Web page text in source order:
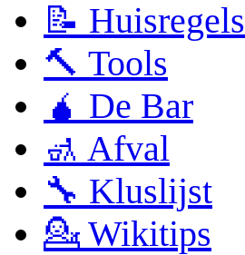
📝 Huisregels
🔨 Tools
🧉 De Bar
🚮 Afval
🔧 Kluslijst
💁 Wikitips